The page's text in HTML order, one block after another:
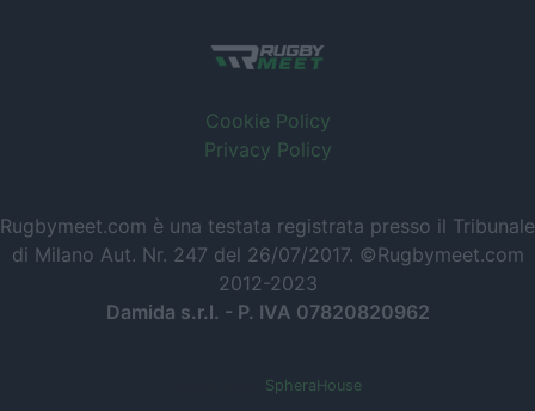
Cookie Policy
Privacy Policy
Rugbymeet.com è una testata registrata presso il Tribunale
di Milano Aut. Nr. 247 del 26/07/2017. ©Rugbymeet.com
2012-2023
Damida s.r.l. - P. IVA 07820820962
SpheraHouse